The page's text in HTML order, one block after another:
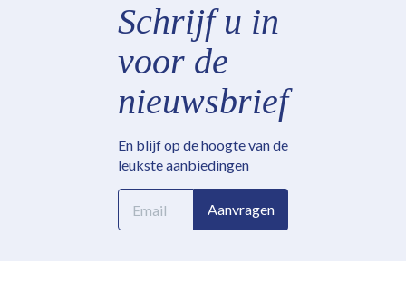
Schrijf u in
voor de
nieuwsbrief
En blijf op de hoogte van de
leukste aanbiedingen
E-
mailadres
Aanvragen